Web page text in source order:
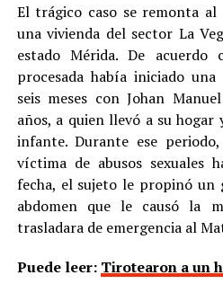
El trágico caso se remonta
una vivienda del sector La
estado Mérida. De
procesada había iniciado
seis meses con Johan
años, a quien llevó a su
infante. Durante ese
víctima de abusos sexuales
fecha, el sujeto le propinó un
abdomen que le causó la
trasladara de emergencia al
Puede leer: Tirotearon a un